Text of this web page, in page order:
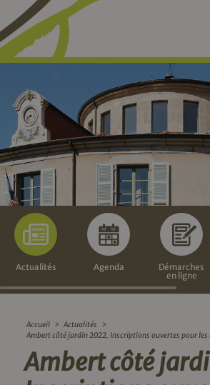
Actualités Agenda
Démarches
en ligne
Accueil > Actualités
>
Ambert côté jardin 2022. Inscriptions ouvertes pour les
Ambert côté